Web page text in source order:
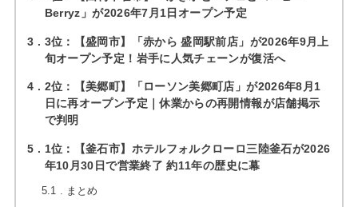
Berryz」が2026年7月1日オープン予定
3
3位：【盛岡市】「赤から 盛岡駅前店」が2026年9月上
旬オープン予定！岩手に人気チェーンが復活へ
4
2位：【美郷町】「ローソン美郷町店」が2026年8月1
日に再オープン予定｜休業からの再開情報が店舗掲示
で判明
5
1位：【釜石市】ホテルフォルクローロ三陸釜石が2026
年10月30日で営業終了 約11年の歴史に幕
5.1 まとめ